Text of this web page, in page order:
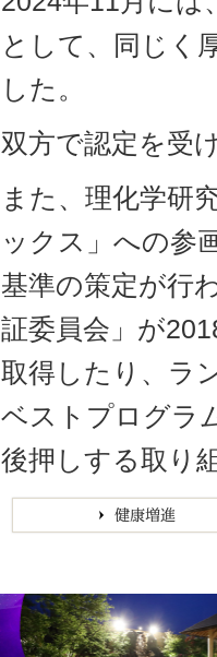
として、同じく
した。
双方で認定を受
また、理化学研
ックス」への参
基準の策定が行
証委員会」が
取得したり、ラ
ベストプログラ
後押しする取り